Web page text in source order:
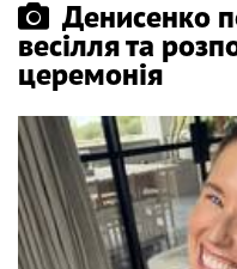
Денисенко
весілля та
церемонія